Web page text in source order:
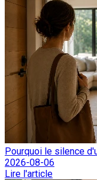
Pourquoi le silence
2026-08-06
Lire l'article